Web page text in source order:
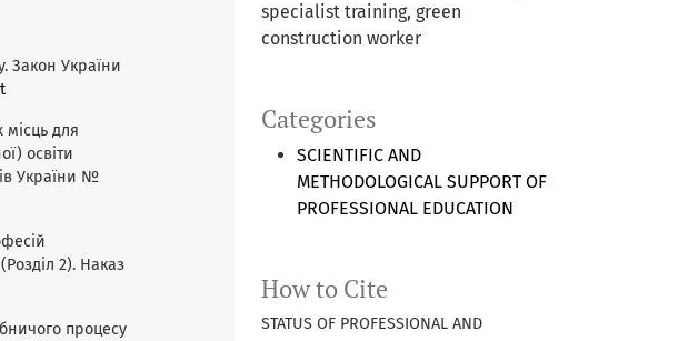
specialist training, green
construction worker
Categories
SCIENTIFIC AND
METHODOLOGICAL SUPPORT OF
PROFESSIONAL EDUCATION
How to Cite
STATUS OF PROFESSIONAL AND
Закон України
для
освіти
України №
2). Наказ
процесу